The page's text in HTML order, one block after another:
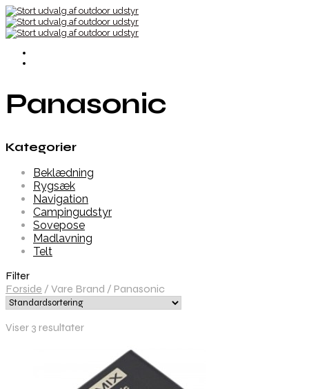
Panasonic
Kategorier
Beklædning
Rygsæk
Navigation
Campingudstyr
Sovepose
Madlavning
Telt
Filter
Forside / Vare Brand / Panasonic
Viser 3 resultater